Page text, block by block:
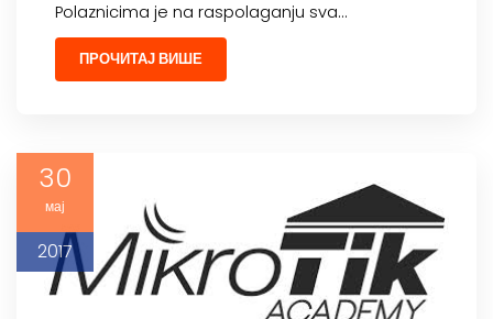
Polaznicima je na raspolaganju sva…
ПРОЧИТАЈ ВИШЕ
30
мај
2017